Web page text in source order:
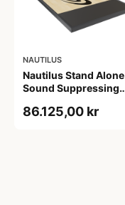
NAUTILUS
Nautilus Stand Alone
Sound Suppressing
86.125,00 kr